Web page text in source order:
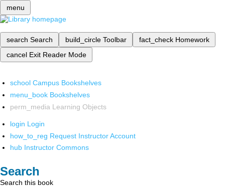
menu
search Search build_circle Toolbar fact_check Homework
cancel Exit Reader Mode
school Campus Bookshelves
menu_book Bookshelves
perm_media Learning Objects
login Login
how_to_reg Request Instructor Account
hub Instructor Commons
Search
Search this book